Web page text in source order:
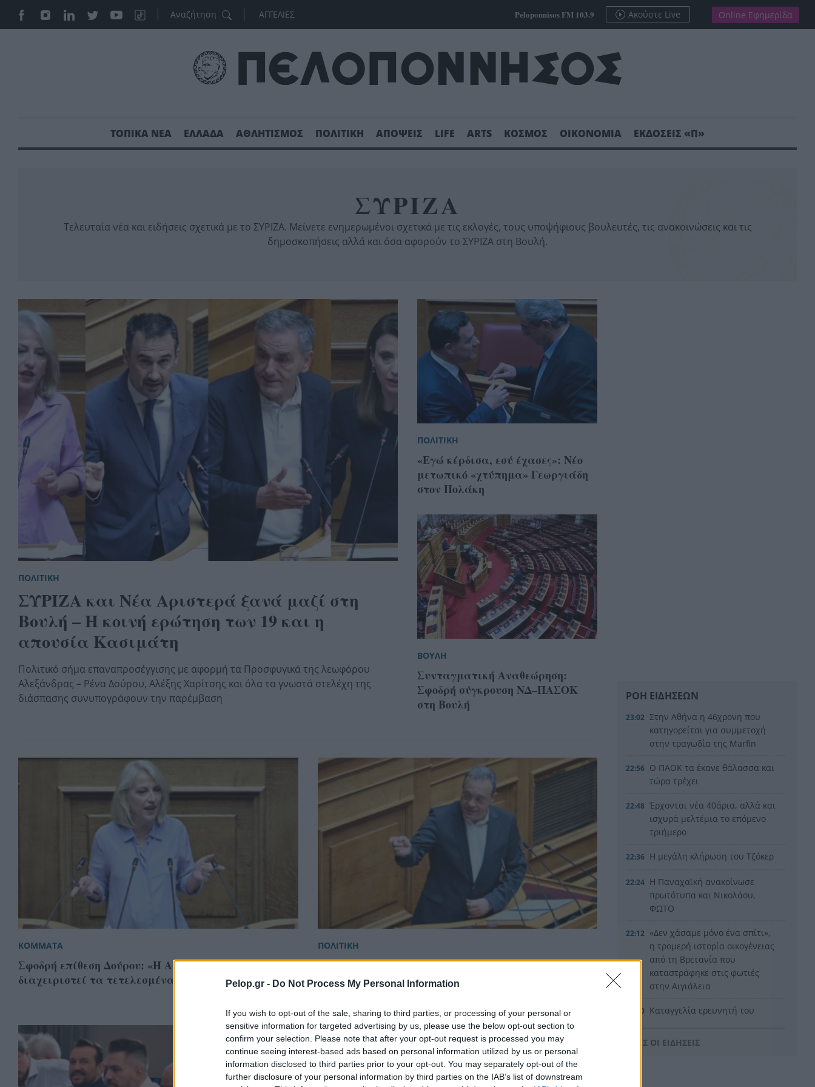
Pelop.gr - Do Not Process My Personal Information
If you wish to opt-out of the sale, sharing to third parties, or processing of your personal or
sensitive information for targeted advertising by us, please use the below opt-out section to
confirm your selection. Please note that after your opt-out request is processed you may
continue seeing interest-based ads based on personal information utilized by us or personal
information disclosed to third parties prior to your opt-out. You may separately opt-out of the
further disclosure of your personal information by third parties on the IAB’s list of downstream
ΑΓΓΕΛΙΕΣ Peloponnisos FM 103.9 Ακούστε Live Online Εφημερίδα
ΤΟΠΙΚΑ ΝΕΑ ΕΛΛΑΔΑ ΑΘΛΗΤΙΣΜΟΣ ΠΟΛΙΤΙΚΗ ΑΠΟΨΕΙΣ LIFE ARTS ΚΟΣΜΟΣ ΟΙΚΟΝΟΜΙΑ ΕΚΔΟΣΕΙΣ «Π»
ΣΥΡΙΖΑ
Τελευταία νέα και ειδήσεις σχετικά με το ΣΥΡΙΖΑ. Μείνετε ενημερωμένοι σχετικά με τις εκλογές, τους υποψήφιους βουλευτές, τις ανακοινώσεις και τις
δημοσκοπήσεις αλλά και όσα αφορούν το ΣΥΡΙΖΑ στη Βουλή.
ΠΟΛΙΤΙΚΗ
ΣΥΡΙΖΑ και Νέα Αριστερά ξανά μαζί στη
Βουλή – Η κοινή ερώτηση των 19 και η
απουσία Κασιμάτη
Πολιτικό σήμα επαναπροσέγγισης με αφορμή τα Προσφυγικά της λεωφόρου
Αλεξάνδρας – Ρένα Δούρου, Αλέξης Χαρίτσης και όλα τα γνωστά στελέχη της
διάσπασης συνυπογράφουν την παρέμβαση
ΠΟΛΙΤΙΚΗ
«Εγώ κέρδισα, εσύ έχασες»: Νέο
μετωπικό «χτύπημα» Γεωργιάδη
στον Πολάκη
ΒΟΥΛΗ
Συνταγματική Αναθεώρηση:
Σφοδρή σύγκρουση ΝΔ–ΠΑΣΟΚ
στη Βουλή
ΚΟΜΜΑΤΑ
Σφοδρή επίθεση Δούρου: «Η Αριστερά δεν θα
διαχειριστεί τα τετελεσμένα της Δεξιάς»
ΠΟΛΙΤΙΚΗ
Σωκράτης Φάμελλος: Έφυγε από την ΚΟ του ΣΥΡΙΖΑ
με αιχμές για «περιχαράκωση» – «Όσα συμβαίνουν
δεν είναι οι αξίες της Αριστεράς»
ΡΟΗ ΕΙΔΗΣΕΩΝ
23:02 Στην Αθήνα η 46χρονη που
κατηγορείται για συμμετοχή
στην τραγωδία της Marfin
22:56 Ο ΠΑΟΚ τα έκανε θάλασσα και
τώρα τρέχει
22:48 Έρχονται νέα 40άρια, αλλά και
ισχυρά μελτέμια το επόμενο
τριήμερο
22:36 Η μεγάλη κλήρωση του Τζόκερ
22:24 Η Παναχαϊκή ανακοίνωσε
πρωτότυπα και Νικολάου,
ΦΩΤΟ
22:12 «Δεν χάσαμε μόνο ένα σπίτι»,
η τρομερή ιστορία οικογένειας
από τη Βρετανία που
καταστράφηκε στις φωτιές
στην Αιγιάλεια
22:00 Καταγγελία ερευνητή του
από τους διάφορους
ΟΛΕΣ ΟΙ ΕΙΔΗΣΕΙΣ